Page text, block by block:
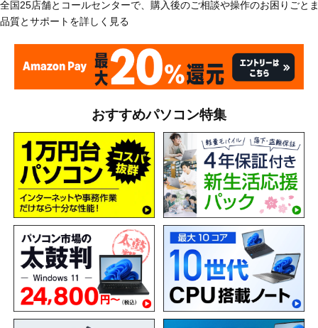
全国25店舗とコールセンターで、購入後のご相談や操作のお困りごと
品質とサポートを詳しく見る
おすすめパソコン特集